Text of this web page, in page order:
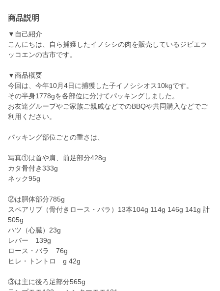
商品説明
▼自己紹介
こんにちは、自ら捕獲したイノシシの肉を販売しているジビエラ
ッコエンの古市です。
▼商品概要
今回は、今年10月4日に捕獲した子イノシシオス10kgです。
その半身1778gを各部位に分けてパッキングしました。
お友達グループやご家族ご親戚などでのBBQや共同購入などでご
利用ください。
パッキング部位ごとの重さは、
写真①は首や肩、前足部分428g
カタ骨付き333g
ネック95g
②は胴体部分785g
スペアリブ（骨付きロース・バラ）13本104g 114g 146g 141g 計
505g
ハツ（心臓）23g
レバー 139g
ロース・バラ 76g
ヒレ・トントロ g 42g
③は主に後ろ足部分565g